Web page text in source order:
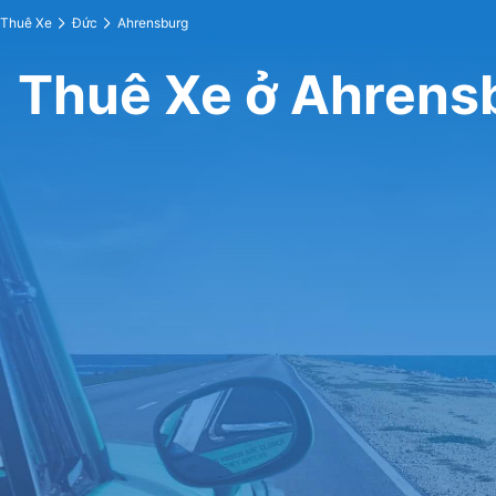
Thuê Xe Đức Ahrensburg
Thuê Xe ở